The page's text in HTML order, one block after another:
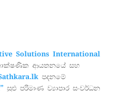
Solutions International
ආයතනයේ සහ
පදනමේ
සුළු පරිමාණ ව්‍යාපාර සංවර්ධන